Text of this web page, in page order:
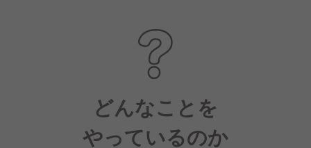
どんなことを
やっているのか